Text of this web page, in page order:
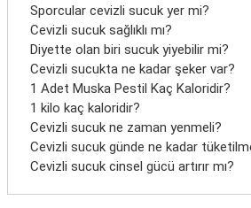
Sporcular cevizli sucuk yer mi?
Cevizli sucuk sağlıklı mı?
Diyette olan biri sucuk yiyebilir mi?
Cevizli sucukta ne kadar şeker var?
1 Adet Muska Pestil Kaç Kaloridir?
1 kilo kaç kaloridir?
Cevizli sucuk ne zaman yenmeli?
Cevizli sucuk günde ne kadar
Cevizli sucuk cinsel gücü artırır mı?